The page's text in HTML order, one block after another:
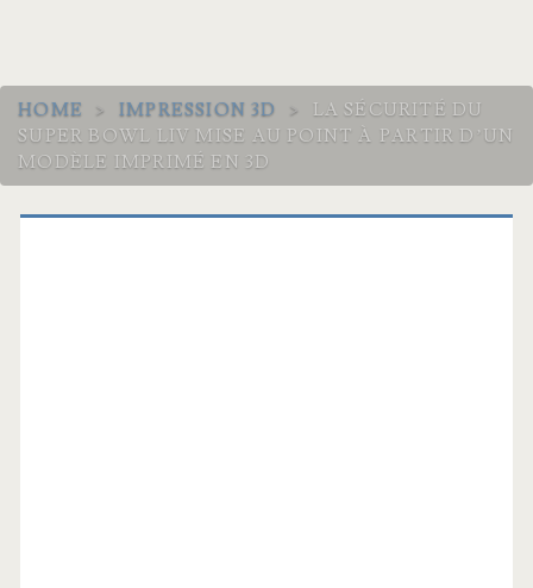
HOME > IMPRESSION 3D >
LA SÉCURITÉ DU
SUPER BOWL LIV MISE AU POINT À PARTIR D’UN
MODÈLE IMPRIMÉ EN 3D